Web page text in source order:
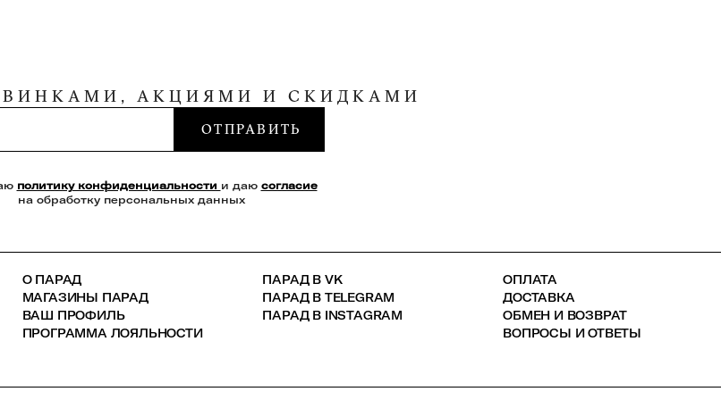
АКЦИЯМИ И СКИДКАМИ
ОТПРАВИТЬ
политику конфиденциальности и даю согласие
на обработку персональных данных
О ПАРАД
МАГАЗИНЫ ПАРАД
ВАШ ПРОФИЛЬ
ПРОГРАММА ЛОЯЛЬНОСТИ
ПАРАД В VK
ПАРАД В TELEGRAM
ПАРАД В INSTAGRAM
ОПЛАТА
ДОСТАВКА
ОБМЕН И ВОЗВРАТ
ВОПРОСЫ И ОТВЕТЫ